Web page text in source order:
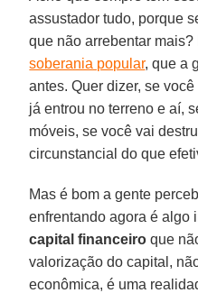
assustador tudo, porque
que não arrebentar
soberania popular, que a
antes. Quer dizer, se
já entrou no terreno e aí,
móveis, se você vai
circunstancial do que
Mas é bom a gente
enfrentando agora é algo
capital financeiro que
valorização do capital,
econômica, é uma